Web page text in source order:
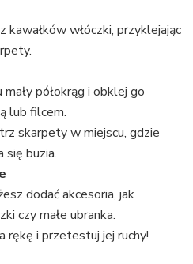
kawałków włóczki, przyklejając
półokrąg i obklej go
lub filcem.
skarpety w miejscu, gdzie
się buzia.
dodać akcesoria, jak
czy małe ubranka.
rękę i przetestuj jej ruchy!